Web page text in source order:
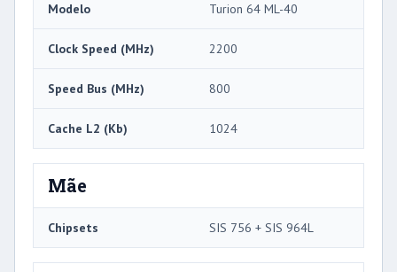
Modelo Turion 64 ML-40
Clock Speed ​​(MHz) 2200
Speed ​​Bus (MHz) 800
Cache L2 (Kb) 1024
Mãe
Chipsets SIS 756 + SIS 964L